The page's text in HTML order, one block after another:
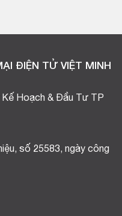
ĐIỆN TỬ VIỆT MINH
Hoạch & Đầu Tư TP
số 25583, ngày công